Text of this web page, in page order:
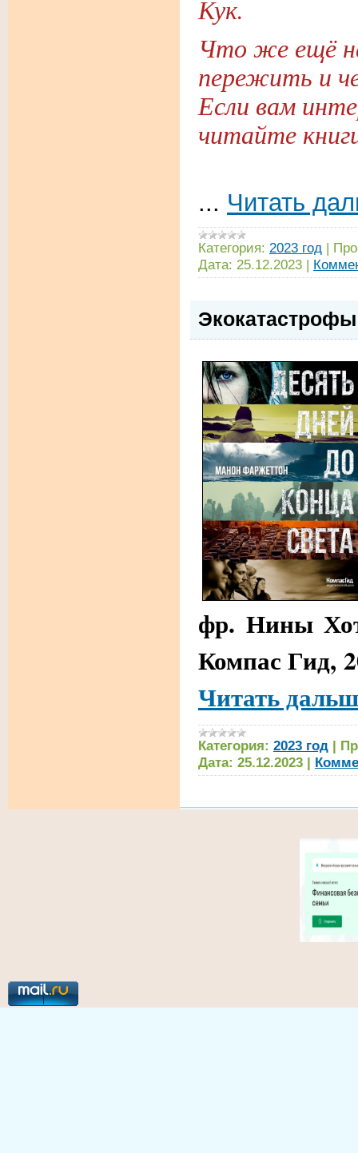
Кук.
Что же ещё
пережить и
Если вам
читайте
... Читать
Категория: 2023 год |
Дата: 25.12.2023 |
Экокатастрофы
фр. Нины
Компас Гид,
Читать
Категория: 2023 год |
Дата: 25.12.2023 |